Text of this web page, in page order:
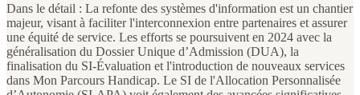
Dans le détail : La refonte des systèmes d'information est un chantier
majeur, visant à faciliter l'interconnexion entre partenaires et assurer
une équité de service. Les efforts se poursuivent en 2024 avec la
généralisation du Dossier Unique d’Admission (DUA), la
finalisation du SI-Évaluation et l'introduction de nouveaux services
dans Mon Parcours Handicap. Le SI de l'Allocation Personnalisée